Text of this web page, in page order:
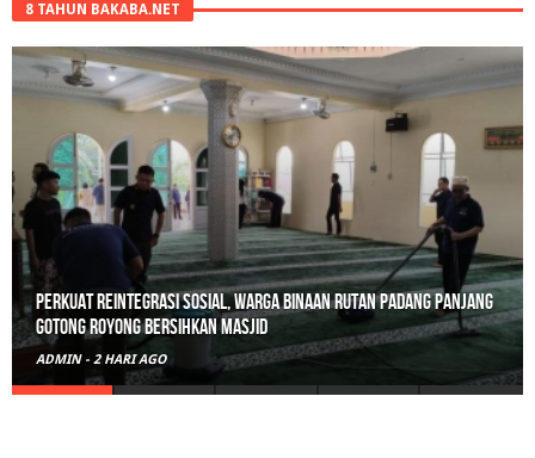
8 TAHUN BAKABA.NET
Perkuat Reintegrasi Sosial, Warga Binaan Rutan Padang Panjang
Gotong Royong Bersihkan Masjid
ADMIN - 2 HARI AGO